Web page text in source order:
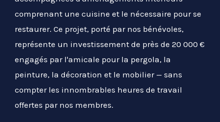
comprenant une cuisine et le nécessaire pour se
restaurer. Ce projet, porté par nos bénévoles,
représente un investissement de près de 20 000 €
engagés par l'amicale pour la pergola, la
peinture, la décoration et le mobilier — sans
compter les innombrables heures de travail
offertes par nos membres.